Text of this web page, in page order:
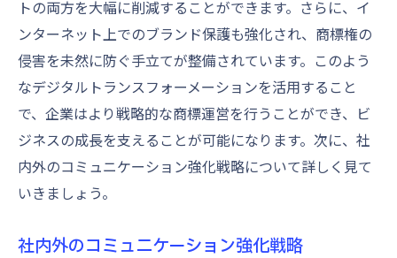
トの両方を大幅に削減することができます。さらに、イ
ンターネット上でのブランド保護も強化され、商標権の
侵害を未然に防ぐ手立てが整備されています。このよう
なデジタルトランスフォーメーションを活用すること
で、企業はより戦略的な商標運営を行うことができ、ビ
ジネスの成長を支えることが可能になります。次に、社
内外のコミュニケーション強化戦略について詳しく見て
いきましょう。
社内外のコミュニケーション強化戦略